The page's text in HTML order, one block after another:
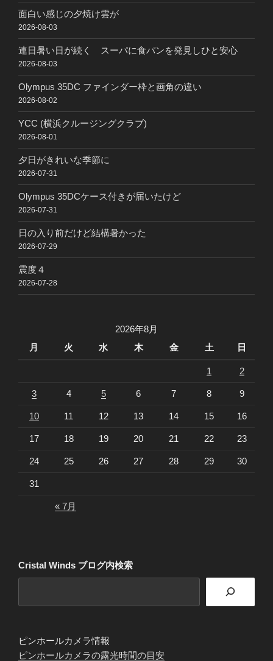
面白い感じの夕焼け雲が
2026-08-03
連日暑い日が続く スーパに食パンを発見しひと安心
2026-08-03
Olympus 35DC ファインダー枠と画角の違い
2026-08-02
YCC (横浜クルージングクラブ)
2026-08-01
夕日がきれいな季節に
2026-07-31
Olympus 35DCケース付きが届いたけど
2026-07-31
日の入り前だけど結構暑かった
2026-07-29
震度４
2026-07-28
2026年8月
月
火 水 木 金 土 日
1 2
3 4 5 6 7 8 9
10 11 12 13 14 15 16
17 18 19 20 21 22 23
24 25 26 27 28 29 30
31
« 7月
Cristal Winds ブログ内検索
ピンホールカメラ情報
ピンホールカメラの露光時間の目安